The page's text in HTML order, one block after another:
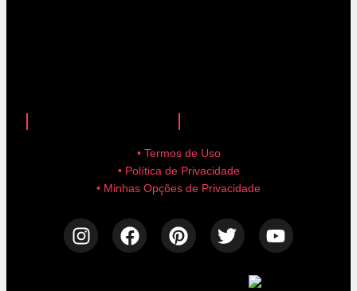
• Termos de Uso
• Política de Privacidade
• Minhas Opções de Privacidade